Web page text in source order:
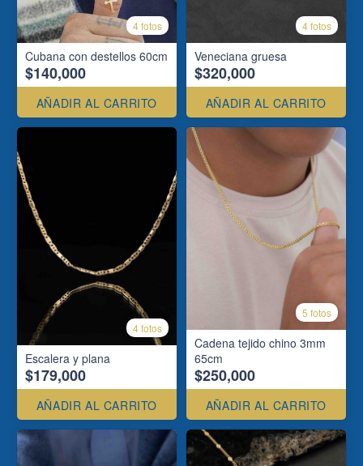
4 fotos
Cubana con destellos 60cm
$140,000
AÑADIR AL CARRITO
4 fotos
Veneciana gruesa
$320,000
AÑADIR AL CARRITO
4 fotos
Escalera y plana
$179,000
AÑADIR AL CARRITO
5 fotos
Cadena tejido chino 3mm
65cm
$250,000
AÑADIR AL CARRITO